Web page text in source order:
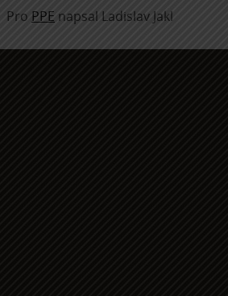
Pro PPE napsal Ladislav Jakl